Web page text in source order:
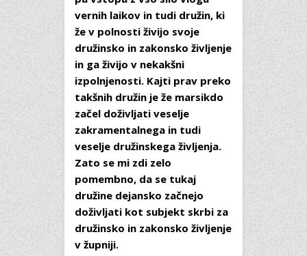
vernih laikov in tudi družin, ki
že v polnosti živijo svoje
družinsko in zakonsko življenje
in ga živijo v nekakšni
izpolnjenosti. Kajti prav preko
takšnih družin je že marsikdo
začel doživljati veselje
zakramentalnega in tudi
veselje družinskega življenja.
Zato se mi zdi zelo
pomembno, da se tukaj
družine dejansko začnejo
doživljati kot subjekt skrbi za
družinsko in zakonsko življenje
v župniji.